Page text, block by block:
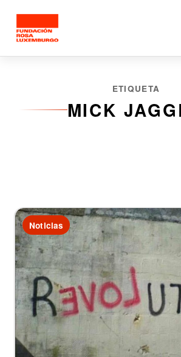
ETIQUETA
MICK
Noticias